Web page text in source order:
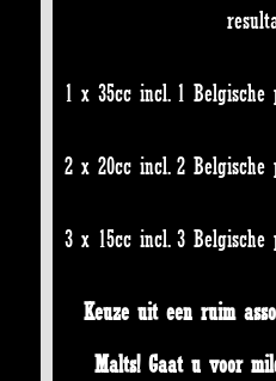
1 x 35cc incl. 1
2 x 20cc incl. 2 Belgische
3 x 15cc incl. 3 Belgische
Keuze uit een ruim
Malts! Gaat u voor